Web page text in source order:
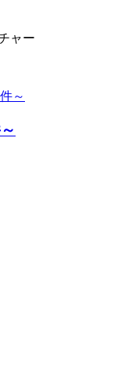
ャー